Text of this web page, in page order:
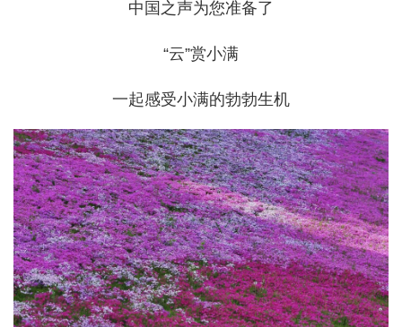
中国之声为您准备了
“云”赏小满
一起感受小满的勃勃生机